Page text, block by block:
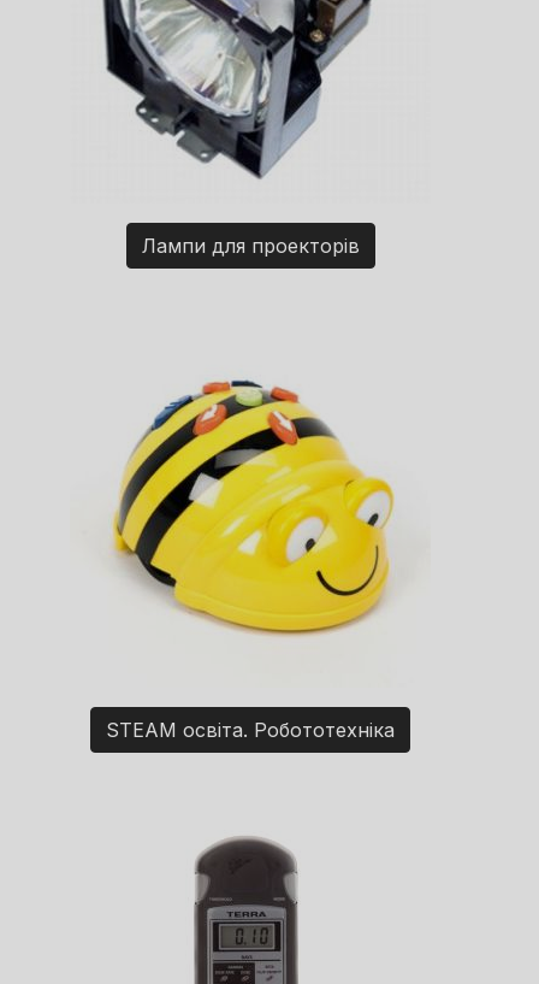
Лампи для проекторів
STEAM освіта. Робототехніка